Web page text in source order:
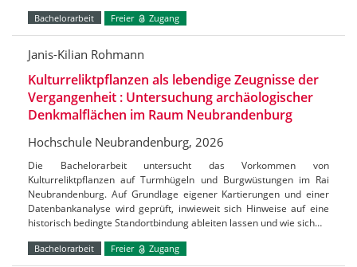
Bachelorarbeit Freier Zugang
Janis-Kilian Rohmann
Kulturreliktpflanzen als lebendige Zeugnisse der
Vergangenheit : Untersuchung archäologischer
Denkmalflächen im Raum Neubrandenburg
Hochschule Neubrandenburg, 2026
Die Bachelorarbeit untersucht das Vorkommen von
Kulturreliktpflanzen auf Turmhügeln und Burgwüstungen im Rai
Neubrandenburg. Auf Grundlage eigener Kartierungen und einer
Datenbankanalyse wird geprüft, inwieweit sich Hinweise auf eine
historisch bedingte Standortbindung ableiten lassen und wie sich…
Bachelorarbeit Freier Zugang